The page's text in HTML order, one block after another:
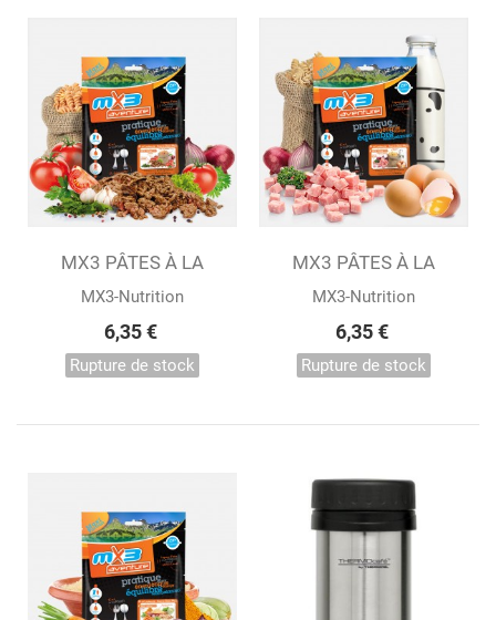
MX3 PÂTES À LA
BOLOGNAISE...
MX3-Nutrition
6,35 €
Rupture de stock
MX3 PÂTES À LA
CARBONARA...
MX3-Nutrition
6,35 €
Rupture de stock